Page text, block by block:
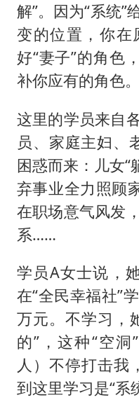
解”。因为“系统”
变的位置，你在
好“妻子”的角色
补你应有的角色。
这里的学员来自
员、家庭主妇
困惑而来：儿女“
弃事业全力照顾
在职场意气风发
系……
学员A女士说，
在“全民幸福社”
万元。不学习，
的”，这种“空
人）不停打击我
到这里学习是“系